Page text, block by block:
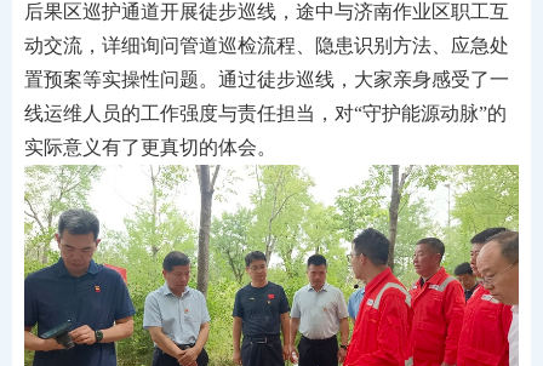
后果区巡护通道开展徒步巡线，途中与济南作业区职工互
动交流，详细询问管道巡检流程、隐患识别方法、应急处
置预案等实操性问题。通过徒步巡线，大家亲身感受了一
线运维人员的工作强度与责任担当，对“守护能源动脉”的
实际意义有了更真切的体会。